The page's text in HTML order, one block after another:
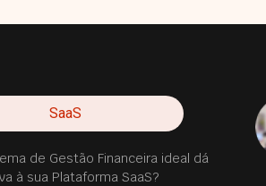
SaaS
de Gestão Financeira ideal dá
à sua Plataforma SaaS?